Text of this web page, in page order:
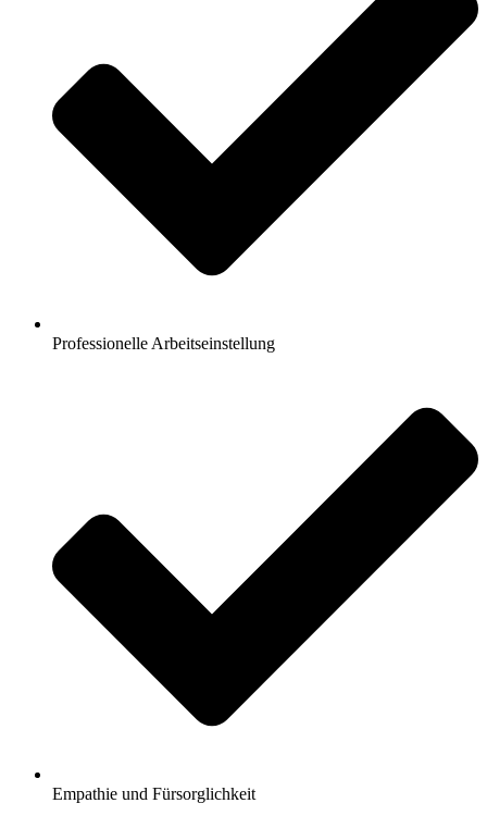
Professionelle Arbeitseinstellung
Empathie und Fürsorglichkeit